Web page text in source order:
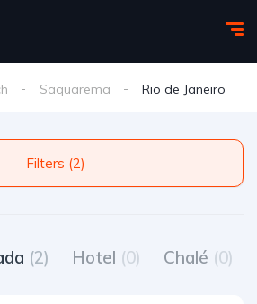
Saquarema Rio de Janeiro
Filters (2)
(2) Hotel (0) Chalé (0)